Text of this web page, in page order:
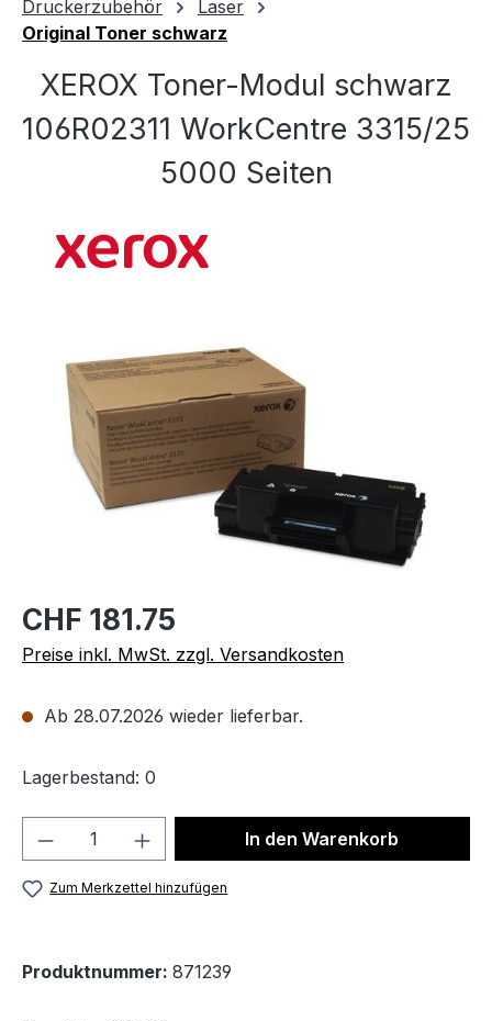
Druckerzubehör
Laser
Original Toner schwarz
XEROX Toner-Modul schwarz
106R02311 WorkCentre 3315/25
5000 Seiten
Bildergalerie überspringen
CHF 181.75
Preise inkl. MwSt. zzgl. Versandkosten
Ab 28.07.2026 wieder lieferbar.
Lagerbestand: 0
Produkt Anzahl: Gib denIn den Warenkorb
Zum Merkzettel hinzufügen
Produktnummer: 871239